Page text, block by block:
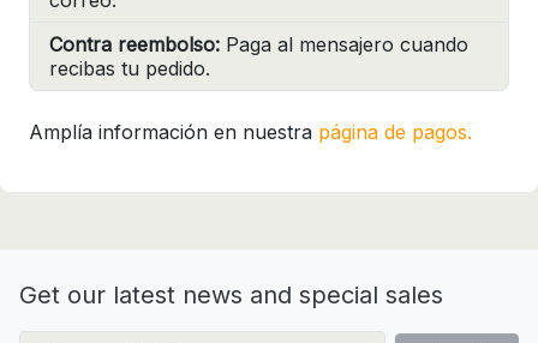
Contra reembolso: Paga al mensajero cuando
recibas tu pedido.
Amplía información en nuestra página de pagos.
Get our latest news and special sales